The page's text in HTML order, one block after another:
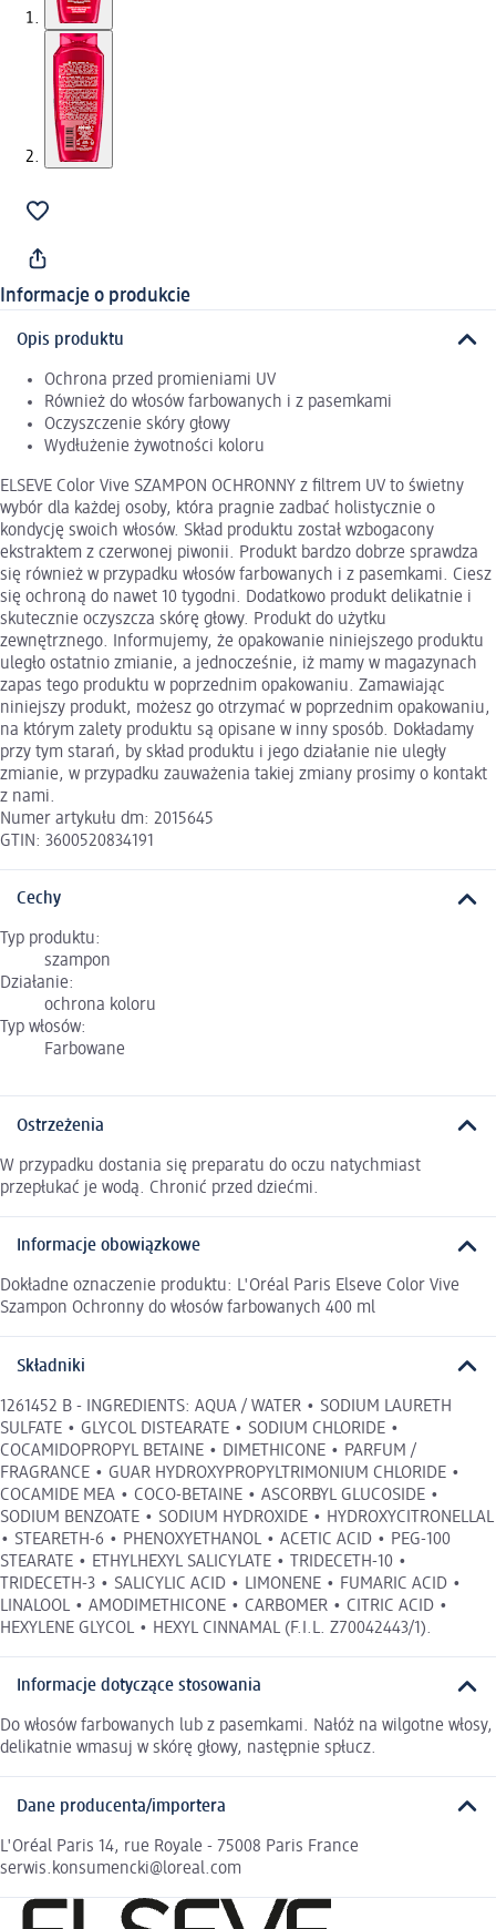
Informacje o produkcie
Opis produktu
Ochrona przed promieniami UV
Również do włosów farbowanych i z pasemkami
Oczyszczenie skóry głowy
Wydłużenie żywotności koloru
ELSEVE Color Vive SZAMPON OCHRONNY z filtrem UV to świetny
wybór dla każdej osoby, która pragnie zadbać holistycznie o
kondycję swoich włosów. Skład produktu został wzbogacony
ekstraktem z czerwonej piwonii. Produkt bardzo dobrze sprawdza
się również w przypadku włosów farbowanych i z pasemkami. Ciesz
się ochroną do nawet 10 tygodni. Dodatkowo produkt delikatnie i
skutecznie oczyszcza skórę głowy. Produkt do użytku
zewnętrznego. Informujemy, że opakowanie niniejszego produktu
uległo ostatnio zmianie, a jednocześnie, iż mamy w magazynach
zapas tego produktu w poprzednim opakowaniu. Zamawiając
niniejszy produkt, możesz go otrzymać w poprzednim opakowaniu,
na którym zalety produktu są opisane w inny sposób. Dokładamy
przy tym starań, by skład produktu i jego działanie nie uległy
zmianie, w przypadku zauważenia takiej zmiany prosimy o kontakt
z nami.
Numer artykułu dm: 2015645
GTIN: 3600520834191
Cechy
Typ produktu:
szampon
Działanie:
ochrona koloru
Typ włosów:
Farbowane
Ostrzeżenia
W przypadku dostania się preparatu do oczu natychmiast
przepłukać je wodą. Chronić przed dziećmi.
Informacje obowiązkowe
Dokładne oznaczenie produktu: L'Oréal Paris Elseve Color Vive
Szampon Ochronny do włosów farbowanych 400 ml
Składniki
1261452 B - INGREDIENTS: AQUA / WATER • SODIUM LAURETH
SULFATE • GLYCOL DISTEARATE • SODIUM CHLORIDE •
COCAMIDOPROPYL BETAINE • DIMETHICONE • PARFUM /
FRAGRANCE • GUAR HYDROXYPROPYLTRIMONIUM CHLORIDE •
COCAMIDE MEA • COCO-BETAINE • ASCORBYL GLUCOSIDE •
SODIUM BENZOATE • SODIUM HYDROXIDE • HYDROXYCITRONELLAL
• STEARETH-6 • PHENOXYETHANOL • ACETIC ACID • PEG-100
STEARATE • ETHYLHEXYL SALICYLATE • TRIDECETH-10 •
TRIDECETH-3 • SALICYLIC ACID • LIMONENE • FUMARIC ACID •
LINALOOL • AMODIMETHICONE • CARBOMER • CITRIC ACID •
HEXYLENE GLYCOL • HEXYL CINNAMAL (F.I.L. Z70042443/1).
Informacje dotyczące stosowania
Do włosów farbowanych lub z pasemkami. Nałóż na wilgotne włosy,
delikatnie wmasuj w skórę głowy, następnie spłucz.
Dane producenta/importera
L'Oréal Paris 14, rue Royale - 75008 Paris France
serwis.konsumencki@loreal.com